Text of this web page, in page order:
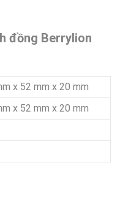
đồng Berrylion
x 52 mm x 20 mm
x 52 mm x 20 mm